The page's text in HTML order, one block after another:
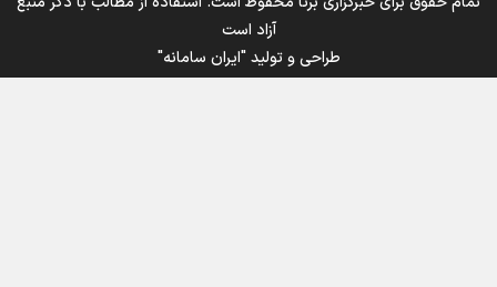
آزاد است
طراحی و تولید"ایران سامانه"